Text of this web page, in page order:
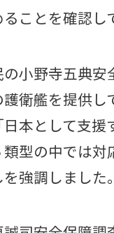
ことを確認し
小野寺五典安
衛艦を提供し
本として支援
型の中では対
強調しました。